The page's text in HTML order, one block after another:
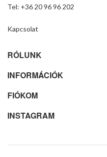
Tel: +36 20 96 96 202
Kapcsolat
RÓLUNK
INFORMÁCIÓK
FIÓKOM
INSTAGRAM